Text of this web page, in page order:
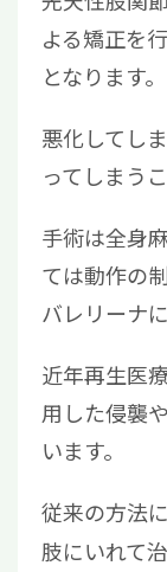
よる矯正を
となります。
悪化してし
ってしまう
手術は全身
ては動作の
バレリーナ
近年再生医
用した侵襲
います。
従来の方法に
肢にいれて